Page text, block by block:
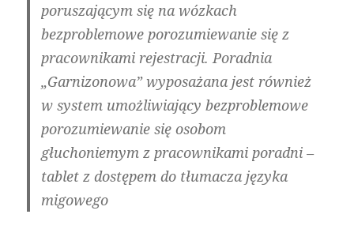
poruszającym się na wózkach
bezproblemowe porozumiewanie się z
pracownikami rejestracji. Poradnia
„Garnizonowa” wyposażana jest również
w system umożliwiający bezproblemowe
porozumiewanie się osobom
głuchoniemym z pracownikami poradni –
tablet z dostępem do tłumacza języka
migowego